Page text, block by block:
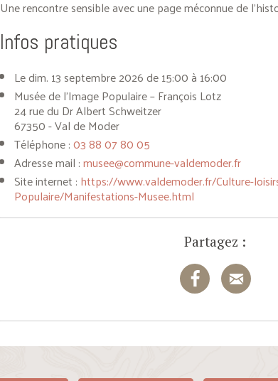
Une rencontre sensible avec une page méconnue de
Infos pratiques
Le dim. 13 septembre 2026 de 15:00 à 16:00
Musée de l'Image Populaire – François Lotz
24 rue du Dr Albert Schweitzer
67350 - Val de Moder
Téléphone :03 88 07 80 05
Adresse mail :musee@commune-valdemoder.fr
Site internet : https://www.valdemoder.fr/Culture-
Populaire/Manifestations-Musee.html
Partagez :